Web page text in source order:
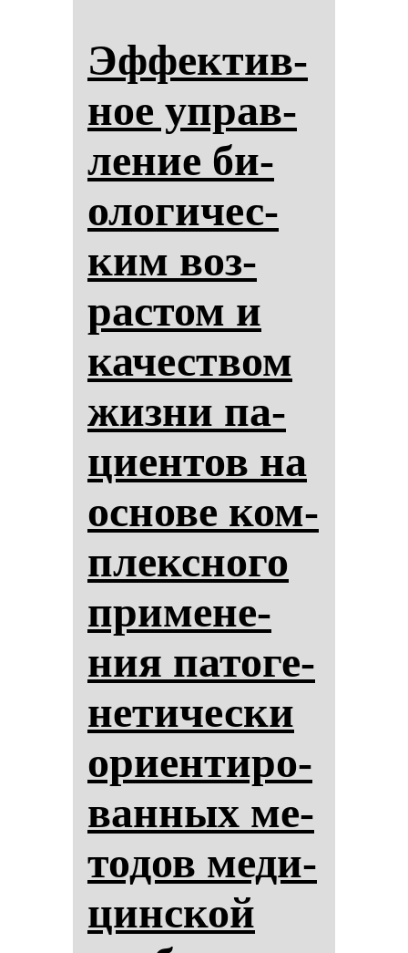
Эф­фек­тив­
ное уп­рав­
ле­ние би­
оло­ги­чес­
ким воз­
рас­том и
ка­чес­твом
жиз­ни па­
ци­ен­тов на
ос­но­ве ком­
плексно­го
при­ме­не­
ния па­то­ге­
не­ти­чес­ки
ори­ен­ти­ро­
ван­ных ме­
то­дов ме­ди­
цин­ской